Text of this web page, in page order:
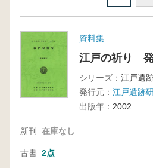
資料集
江戸の祈り
シリーズ： 江戸遺
発行元： 江戸遺跡
出版年： 2002
新刊 在庫なし
古書 2点